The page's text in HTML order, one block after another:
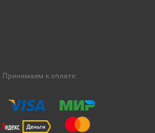
Принимаем к оплате: